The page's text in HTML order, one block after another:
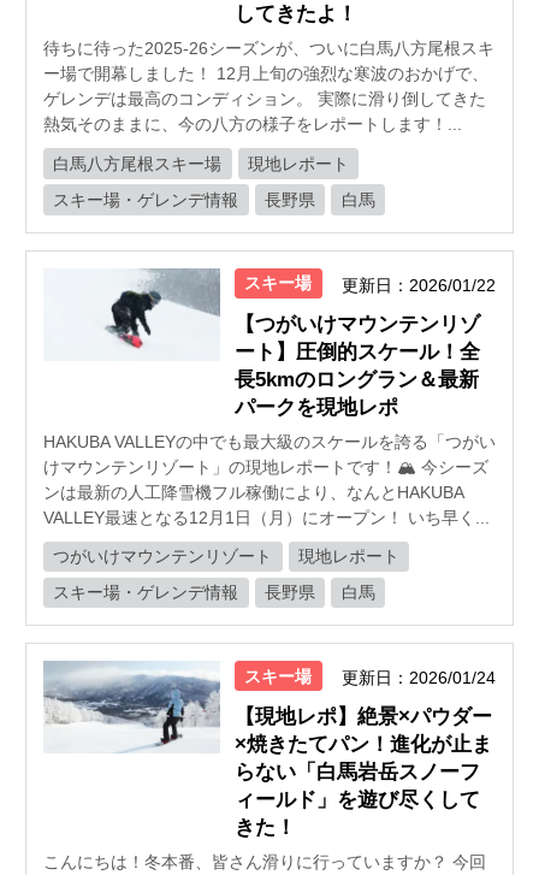
してきたよ！
待ちに待った2025-26シーズンが、ついに白馬八方尾根スキ
ー場で開幕しました！ 12月上旬の強烈な寒波のおかげで、
ゲレンデは最高のコンディション。 実際に滑り倒してきた
熱気そのままに、今の八方の様子をレポートします！...
白馬八方尾根スキー場
現地レポート
スキー場・ゲレンデ情報
長野県 白馬
スキー場 更新日：2026/01/22
【つがいけマウンテンリゾ
ート】圧倒的スケール！全
長5kmのロングラン＆最新
パークを現地レポ
HAKUBA VALLEYの中でも最大級のスケールを誇る「つがい
けマウンテンリゾート」の現地レポートです！🏔️ 今シーズ
ンは最新の人工降雪機フル稼働により、なんとHAKUBA
VALLEY最速となる12月1日（月）にオープン！ いち早く...
つがいけマウンテンリゾート
現地レポート
スキー場・ゲレンデ情報
長野県 白馬
スキー場 更新日：2026/01/24
【現地レポ】絶景×パウダー
×焼きたてパン！進化が止ま
らない「白馬岩岳スノーフ
ィールド」を遊び尽くして
きた！
こんにちは！冬本番、皆さん滑りに行っていますか？ 今回